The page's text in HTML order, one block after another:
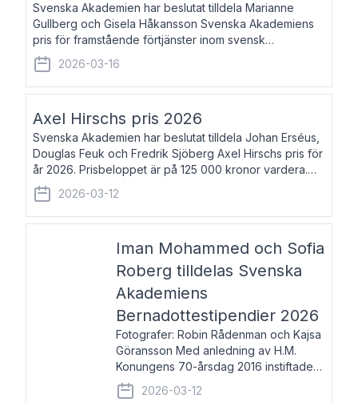
Svenska Akademien har beslutat tilldela Marianne
Gullberg och Gisela Håkansson Svenska Akademiens
pris för framstående förtjänster inom svensk
språkforskning och språkvård till minne av Carl Gabriel
och Karin Forsberg för år 2026. Prissumma
2026-03-16
Axel Hirschs pris 2026
Svenska Akademien har beslutat tilldela Johan Erséus,
Douglas Feuk och Fredrik Sjöberg Axel Hirschs pris för
år 2026. Prisbeloppet är på 125 000 kronor vardera.
Johan Erséus, född 1959, är fackboksförfattare och
journalist med mångårigt för
2026-03-12
Iman Mohammed och Sofia
Roberg tilldelas Svenska
Akademiens
Bernadottestipendier 2026
Fotografer: Robin Rådenman och Kajsa
Göransson Med anledning av H.M.
Konungens 70-årsdag 2016 instiftade
fem av de kungliga akademierna det så
kallade Bernadotteprogrammet med
2026-03-12